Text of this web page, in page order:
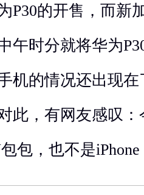
P30的开售， 而新
午时分就将华为
机的情况还出现
此，有网友感叹
包，也不是